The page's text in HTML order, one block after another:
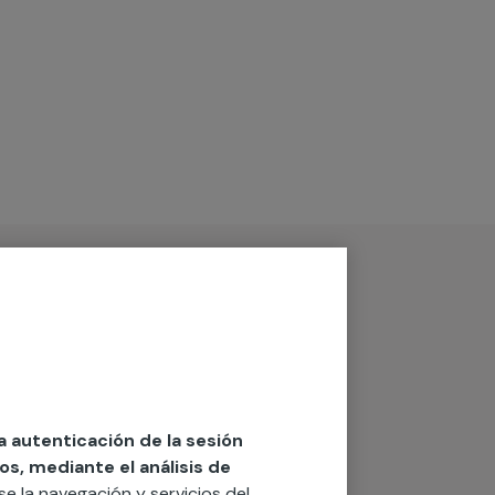
autenticación de la sesión
mediante el análisis de